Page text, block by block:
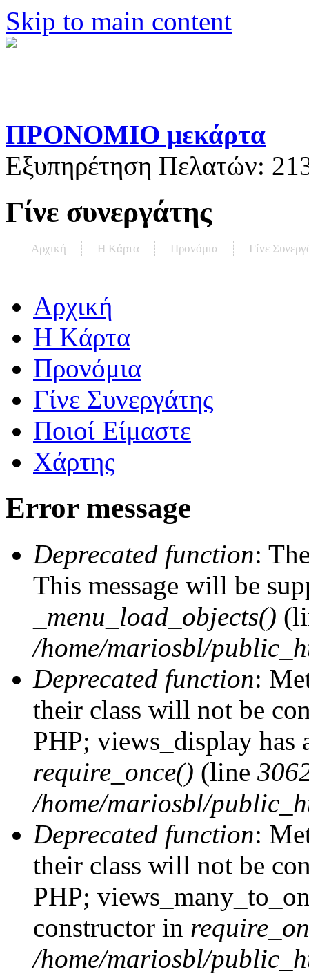
Skip to main content
ΠΡΟΝΟΜΙΟ μεκάρτα
Εξυπηρέτηση Πελατών:
Γίνε συνεργάτης
Αρχική Η Kάρτα Προνόμια Γίνε
Αρχική
Η Kάρτα
Προνόμια
Γίνε Συνεργάτης
Ποιοί Είμαστε
Χάρτης
Error message
Deprecated function:
This message will be
_menu_load_objects()
/home/mariosbl/
Deprecated function:
their class will not be
PHP; views_display has
require_once() (line
/home/mariosbl/
Deprecated function:
their class will not be
PHP;
constructor in
/home/mariosbl/